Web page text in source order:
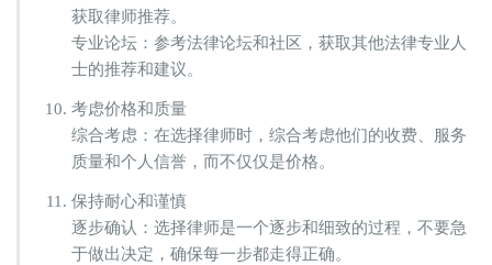
获取律师推荐。
专业论坛：参考法律论坛和社区，获取其他法律专业人
士的推荐和建议。
考虑价格和质量
综合考虑：在选择律师时，综合考虑他们的收费、服务
质量和个人信誉，而不仅仅是价格。
保持耐心和谨慎
逐步确认：选择律师是一个逐步和细致的过程，不要急
于做出决定，确保每一步都走得正确。